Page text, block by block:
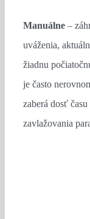
Manuálne –
uváženia,
žiadnu
je často
zaberá dosť
zavlažovania